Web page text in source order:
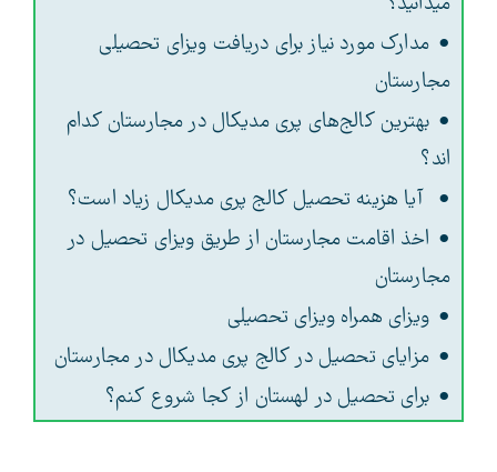
مدارک مورد نیاز برای دریافت ویزای تحصیلی
مجارستان
بهترین کالج‌های پری مدیکال در مجارستان کدام
اند؟
آیا هزینه تحصیل کالج پری مدیکال زیاد است؟
اخذ اقامت مجارستان از طریق ویزای تحصیل در
مجارستان
ویزای همراه ویزای تحصیلی
مزایای تحصیل در کالج پری مدیکال در مجارستان
برای تحصیل در لهستان از کجا شروع کنم؟